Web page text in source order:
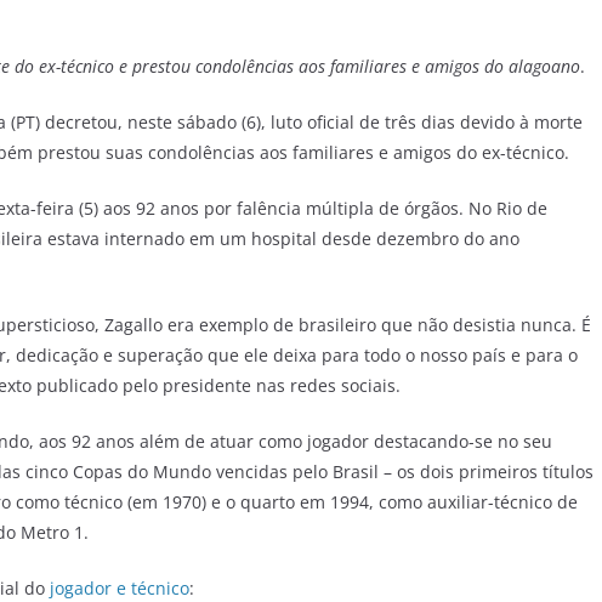
do ex-técnico e prestou condolências aos familiares e amigos do alagoano.
(PT) decretou, neste sábado (6), luto oficial de três dias devido à morte
prestou suas condolências aos familiares e amigos do ex-técnico.
feira (5) aos 92 anos por falência múltipla de órgãos. No Rio de
estava internado em um hospital desde dezembro do ano
Zagallo era exemplo de brasileiro que não desistia nunca. É
dedicação e superação que ele deixa para todo o nosso país e para o
publicado pelo presidente nas redes sociais.
aos 92 anos além de atuar como jogador destacando-se no seu
cinco Copas do Mundo vencidas pelo Brasil – os dois primeiros títulos
como técnico (em 1970) e o quarto em 1994, como auxiliar-técnico de
Metro 1.
do jogador e técnico: